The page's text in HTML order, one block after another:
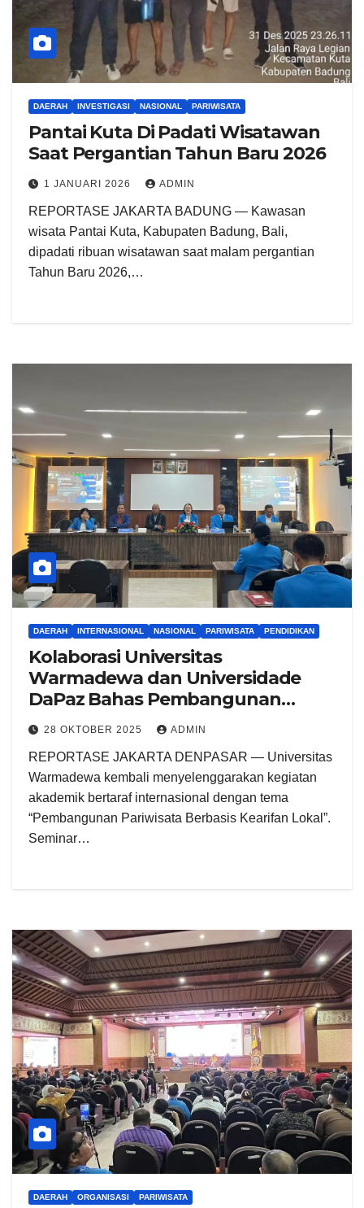
DAERAH INVESTIGASI NASIONAL PARIWISATA
Pantai Kuta Di Padati Wisatawan
Saat Pergantian Tahun Baru 2026
1 JANUARI 2026 ADMIN
REPORTASE JAKARTA BADUNG — Kawasan
wisata Pantai Kuta, Kabupaten Badung, Bali,
dipadati ribuan wisatawan saat malam pergantian
Tahun Baru 2026,…
DAERAH INTERNASIONAL NASIONAL PARIWISATA PENDIDIKAN
Kolaborasi Universitas
Warmadewa dan Universidade
DaPaz Bahas Pembangunan
Pariwisata Berbasis Kearifan Lokal
28 OKTOBER 2025 ADMIN
REPORTASE JAKARTA DENPASAR — Universitas
Warmadewa kembali menyelenggarakan kegiatan
akademik bertaraf internasional dengan tema
“Pembangunan Pariwisata Berbasis Kearifan Lokal”.
Seminar…
DAERAH ORGANISASI PARIWISATA